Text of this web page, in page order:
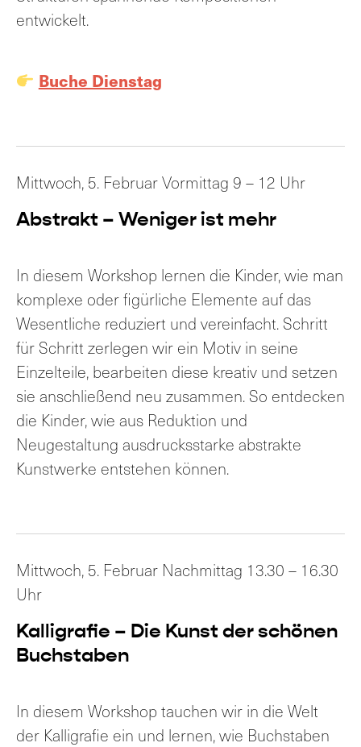
entwickelt.
Buche Dienstag
Mittwoch, 5. Februar Vormittag 9 – 12 Uhr
Abstrakt – Weniger ist mehr
In diesem Workshop lernen die Kinder, wie man
komplexe oder figürliche Elemente auf das
Wesentliche reduziert und vereinfacht. Schritt
für Schritt zerlegen wir ein Motiv in seine
Einzelteile, bearbeiten diese kreativ und setzen
sie anschließend neu zusammen. So entdecken
die Kinder, wie aus Reduktion und
Neugestaltung ausdrucksstarke abstrakte
Kunstwerke entstehen können.
Mittwoch, 5. Februar Nachmittag 13.30 – 16.30
Uhr
Kalligrafie – Die Kunst der schönen
Buchstaben
In diesem Workshop tauchen wir in die Welt
der Kalligrafie ein und lernen, wie Buchstaben